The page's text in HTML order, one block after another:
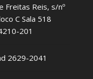
Freitas Reis, s/nº
C Sala 518
201
2629-2041